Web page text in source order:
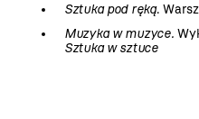
Sztuka pod ręką.
Muzyka w muzyce.
Sztuka w sztuce